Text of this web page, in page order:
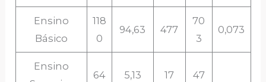
Ensino
Básico
118
0
94,63 477
70
3
0,073
Ensino
64 5,13 17 47